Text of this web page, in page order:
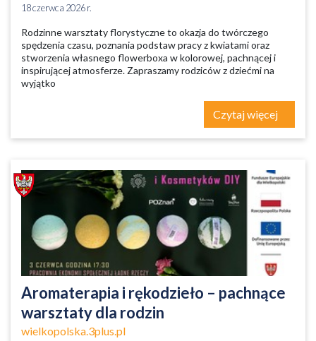
18 czerwca 2026 r.
Rodzinne warsztaty florystyczne to okazja do twórczego
spędzenia czasu, poznania podstaw pracy z kwiatami oraz
stworzenia własnego flowerboxa w kolorowej, pachnącej i
inspirującej atmosferze. Zapraszamy rodziców z dziećmi na
wyjątko
Czytaj więcej
Aromaterapia i rękodzieło – pachnące
warsztaty dla rodzin
wielkopolska.3plus.pl